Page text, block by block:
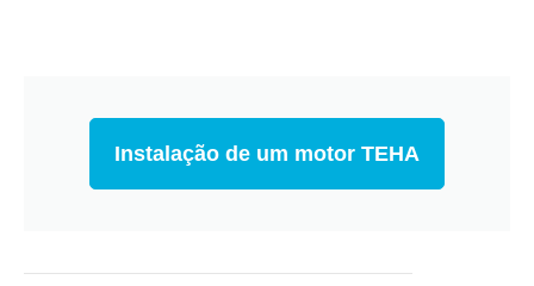
Instalação de um motor TEHA